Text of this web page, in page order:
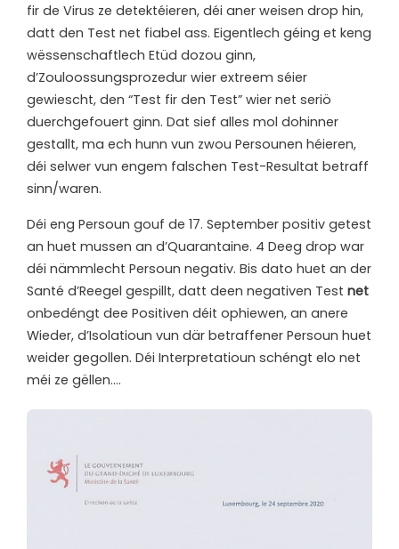
fir de Virus ze detektéieren, déi aner weisen drop hin,
datt den Test net fiabel ass. Eigentlech géing et keng
wëssenschaftlech Etüd dozou ginn,
d’Zouloossungsprozedur wier extreem séier
gewiescht, den “Test fir den Test” wier net seriö
duerchgefouert ginn. Dat sief alles mol dohinner
gestallt, ma ech hunn vun zwou Persounen héieren,
déi selwer vun engem falschen Test-Resultat betraff
sinn/waren.
Déi eng Persoun gouf de 17. September positiv getest
an huet mussen an d’Quarantaine. 4 Deeg drop war
déi nämmlecht Persoun negativ. Bis dato huet an der
Santé d’Reegel gespillt, datt deen negativen Test net
onbedéngt dee Positiven déit ophiewen, an anere
Wieder, d’Isolatioun vun där betraffener Persoun huet
weider gegollen. Déi Interpretatioun schéngt elo net
méi ze gëllen….